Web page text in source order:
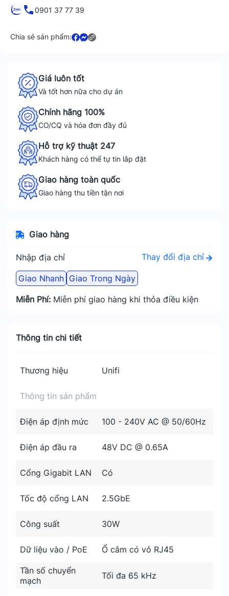
0901 37 77 39
Chia sẻ sản phẩm:
Giá luôn tốt
Và tốt hơn nữa cho dự án
Chính hãng 100%
CO/CQ và hóa đơn đầy đủ
Hỗ trợ kỹ thuật 247
Khách hàng có thể tự tin lắp đặt
Giao hàng toàn quốc
Giao hàng thu tiền tận nơi
Giao hàng
Nhập địa chỉ Thay đổi địa chỉ
Giao Nhanh Giao Trong Ngày
Miễn Phí: Miễn phí giao hàng khi thỏa điều kiện
Thông tin chi tiết
Thương hiệu Unifi
Thông tin sản phẩm
Điện áp định mức 100 - 240V AC @ 50/60Hz
Điện áp đầu ra 48V DC @ 0.65A
Cổng Gigabit LAN Có
Tốc độ cổng LAN 2.5GbE
Công suất 30W
Dữ liệu vào / PoE Ổ cắm có vỏ RJ45
Tần số chuyển
mạch
Tối đa 65 kHz